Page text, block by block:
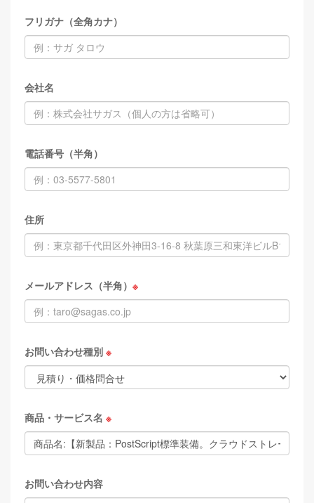
フリガナ（全角カナ）
会社名
電話番号（半角）
住所
メールアドレス（半角） ※
お問い合わせ種別 ※
商品・サービス名 ※
お問い合わせ内容